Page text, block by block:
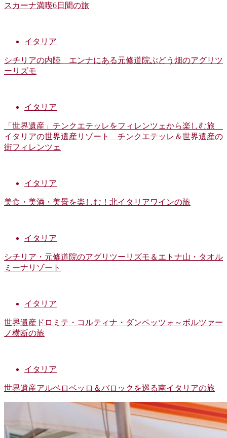
スカーナ満喫6日間の旅
イタリア
シチリアの内陸 エンナにある元修道院ぶどう畑のアグリツ
ーリズモ
イタリア
「世界遺産」チンクエテッレをフィレンツェから楽しむ旅
イタリアの世界遺産リゾート チンクエテッレ＆世界遺産の
街フィレンツェ
イタリア
美食・美酒・美景を楽しむ！北イタリアワインの旅
イタリア
シチリア・元修道院のアグリツーリズモ＆エトナ山・タオル
ミーナリゾート
イタリア
世界遺産ドロミテ・コルティナ・ダンペッツォ～ボルツァー
ノ横断の旅
イタリア
世界遺産アルベロベッロ＆バロックを巡る南イタリアの旅